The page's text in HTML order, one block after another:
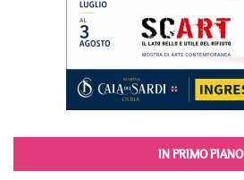
IN PRIMO PIANO